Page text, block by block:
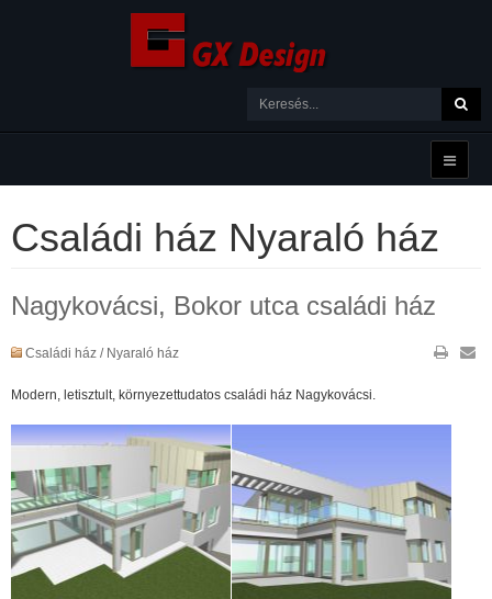
Családi ház Nyaraló ház
Nagykovácsi, Bokor utca családi ház
Családi ház / Nyaraló ház
Modern, letisztult, környezettudatos családi ház Nagykovácsi.